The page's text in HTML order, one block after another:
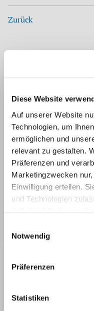
Diese Website
Auf unserer Website
Technologien, um
ermöglichen und
relevant zu gestalten.
Präferenzen und
Marketingzwecken
Einwilligung erteilen.
und Technologien
Informationen zu von
Technologien sowie
Notwendig
Präferenzen
Statistiken
Zurück
Unsere Mitarbeiter
Wirtschaftsprüfung ›
Unsere
Jahresabschluss,
und Kontrollsysteme,
Steuerberatung ›